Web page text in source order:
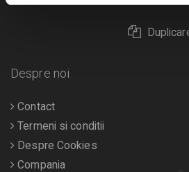
Despre noi
Contact
Termeni si conditii
Despre Cookies
Compania